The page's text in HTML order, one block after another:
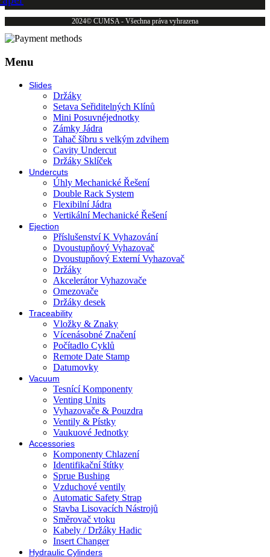
2024© CUMSA - Všechna práva vyhrazena
Menu
Slides
Držáky
Setava Seřiditelných Klínů
Mini Posuvnéjednotky
Zámky Jádra
Tahač šíbru s velkým zdvihem
Cavity Undercut
Držáky Sklíček
Undercuts
Úhly Mechanické Řešení
Double Rack System
Flexibilní Jádra
Vertikální Mechanické Řešení
Ejection
Příslušenství K Vyhazování
Dvoustupňový Vyhazovač
Dvoustupňový Externí Vyhazovač
Držáky
Akcelerátor Vyhazovače
Omezovače
Držáky desek
Traceability
Vložky & Znaky
Vícenásobné Značení
Počítadlo Cyklů
Remote Date Stamp
Datumovky
Vacuum
Tesnící Komponenty
Venting Units
Vyhazovače & Pouzdra
Ventily & Pístky
Vaukuové Jednotky
Accessories
Komponenty Chlazení
Identifikační štítky
Sprue Bushing
Vzduchové ventily
Automatic Safety Strap
Stavba Lisovacích Nástrojů
Směrovač vtoku
Kabely / Držáky Hadic
Insert Changer
Hydraulic Cylinders